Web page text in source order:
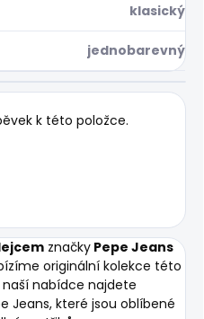
klasický
jednobarevný
k této položce.
značky Pepe Jeans
originální kolekce této
nabídce najdete
Jeans, které jsou oblíbené